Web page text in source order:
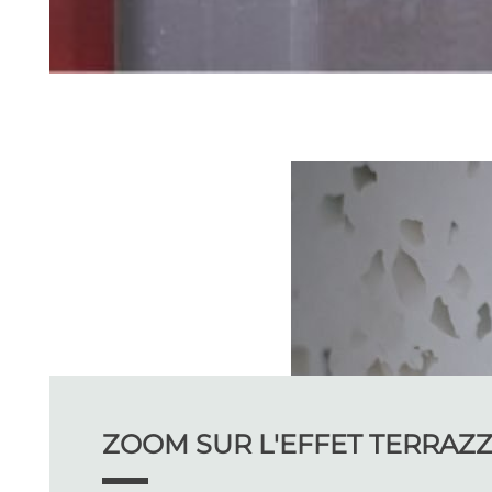
ZOOM SUR L'EFFET